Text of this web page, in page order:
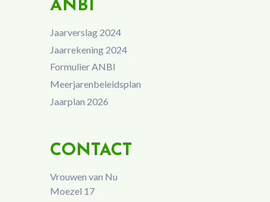
ANBI
Jaarverslag 2024
Jaarrekening 2024
Formulier ANBI
Meerjarenbeleidsplan
Jaarplan 2026
CONTACT
Vrouwen van Nu
Moezel 17